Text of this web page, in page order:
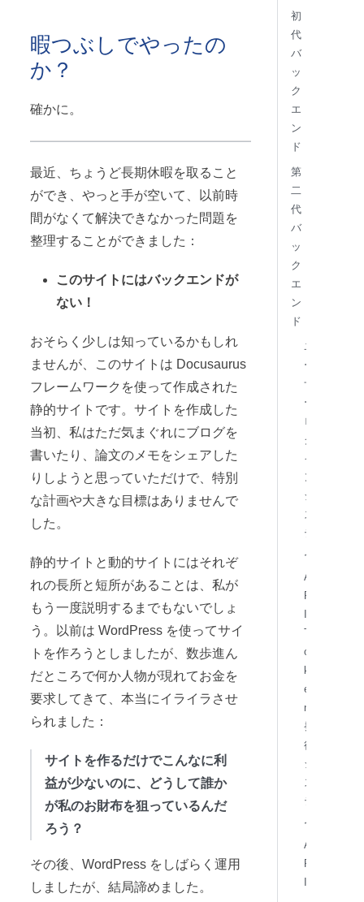
暇つぶしでやったの
か？
確かに。
最近、ちょうど長期休暇を取ること
ができ、やっと手が空いて、以前時
間がなくて解決できなかった問題を
整理することができました：
このサイトにはバックエンドが
ない！
おそらく少しは知っているかもしれ
ませんが、このサイトは Docusaurus
フレームワークを使って作成された
静的サイトです。サイトを作成した
当初、私はただ気まぐれにブログを
書いたり、論文のメモをシェアした
りしようと思っていただけで、特別
な計画や大きな目標はありませんで
した。
静的サイトと動的サイトにはそれぞ
れの長所と短所があることは、私が
もう一度説明するまでもないでしょ
う。以前は WordPress を使ってサイ
トを作ろうとしましたが、数歩進ん
だところで何か人物が現れてお金を
要求してきて、本当にイライラさせ
られました：
サイトを作るだけでこんなに利
益が少ないのに、どうして誰か
が私のお財布を狙っているんだ
ろう？
その後、WordPress をしばらく運用
しましたが、結局諦めました。
初
代
バ
ッ
ク
エ
ン
ド
第
二
代
バ
ッ
ク
エ
ン
ド
ユ
ー
ザ
ー
ロ
グ
イ
ン
シ
ス
テ
ム
A
P
T
o
k
e
n
発
行
シ
ス
テ
ム
A
P